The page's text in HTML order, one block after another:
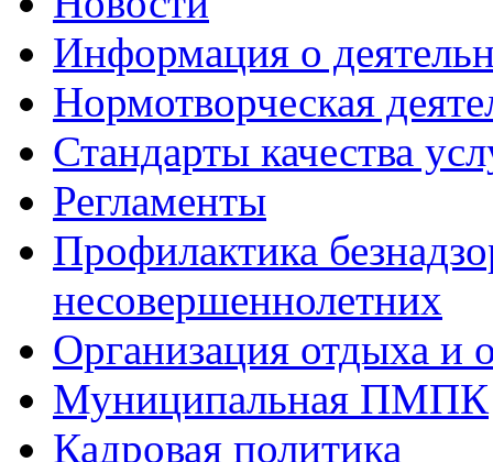
Информация о
Нормотворческая
Стандарты качества
Регламенты
Профилактика
несовершеннолетних
Организация отдыха и
Муниципальная ПМПК
Кадровая политика